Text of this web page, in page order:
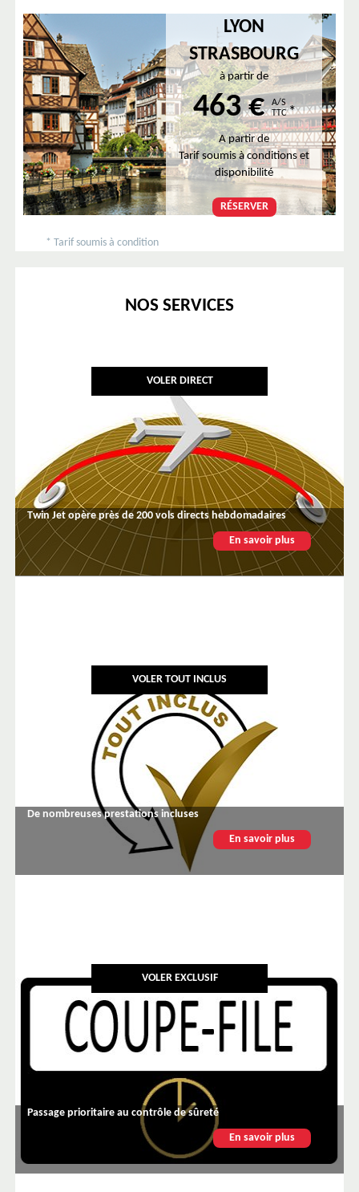
LYON
STRASBOURG
à partir de
463 €A/S
TTC*
A partir de
Tarif soumis à conditions et
disponibilité
RÉSERVER
* Tarif soumis à condition
NOS SERVICES
VOLER DIRECT
Twin Jet opère près de 200 vols directs hebdomadaires
En savoir plus
VOLER TOUT INCLUS
De nombreuses prestations incluses
En savoir plus
VOLER EXCLUSIF
Passage prioritaire au contrôle de sûreté
En savoir plus